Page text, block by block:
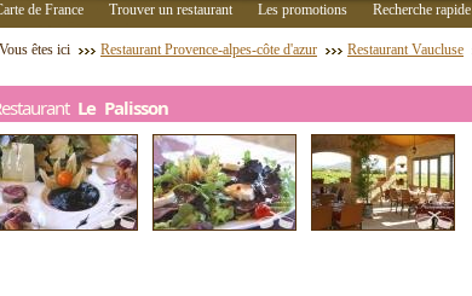
de France Trouver un restaurant Les promotions Recherche rapide
Vous êtes ici Restaurant Provence-alpes-côte d'azur Restaurant Vaucluse
Le Palisson